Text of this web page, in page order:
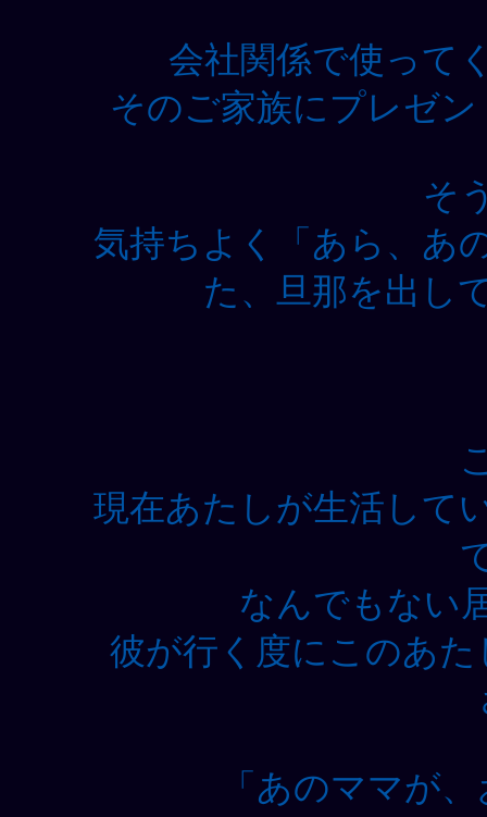
会社関係で使って
そのご家族にプレゼ
そ
気持ちよく「あら、あ
た、旦那を出し
現在あたしが生活して
なんでもない
彼が行く度にこのあ
「あのママが